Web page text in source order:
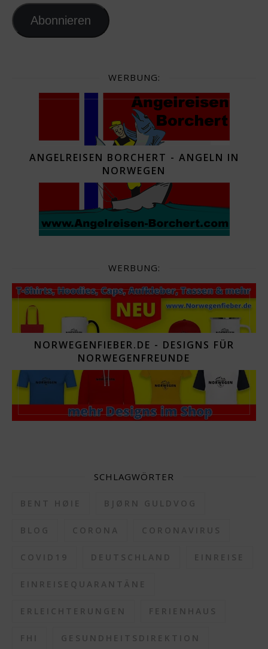
Abonnieren
WERBUNG:
ANGELREISEN BORCHERT - ANGELN IN
NORWEGEN
WERBUNG:
NORWEGENFIEBER.DE - DESIGNS FÜR
NORWEGENFREUNDE
SCHLAGWÖRTER
BENT HØIE BJØRN GULDVOG
BLOG CORONA CORONAVIRUS
COVID19 DEUTSCHLAND EINREISE
EINREISEQUARANTÄNE
ERLEICHTERUNGEN FERIENHAUS
FHI GESUNDHEITSDIREKTION